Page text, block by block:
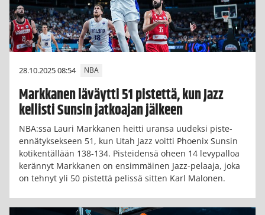
28.10.2025 08:54 NBA
Markkanen läväytti 51 pistettä, kun Jazz
kellisti Sunsin jatkoajan jälkeen
NBA:ssa Lauri Markkanen heitti uransa uudeksi piste-
ennätyksekseen 51, kun Utah Jazz voitti Phoenix Sunsin
kotikentällään 138-134. Pisteidensä oheen 14 levypalloa
kerännyt Markkanen on ensimmäinen Jazz-pelaaja, joka
on tehnyt yli 50 pistettä pelissä sitten Karl Malonen.